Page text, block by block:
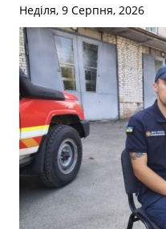
Неділя, 9 Серпня, 2026